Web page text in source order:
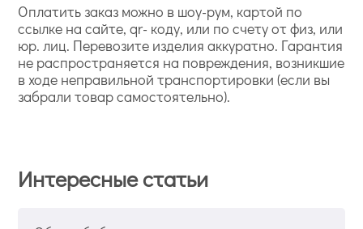
Оплатить заказ можно в шоу-рум, картой по
ссылке на сайте, qr- коду, или по счету от физ, или
юр. лиц. Перевозите изделия аккуратно. Гарантия
не распространяется на повреждения, возникшие
в ходе неправильной транспортировки (если вы
забрали товар самостоятельно).
Интересные статьи